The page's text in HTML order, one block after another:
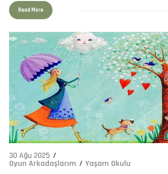
Read More
30 Ağu 2025
Oyun Arkadaşlarım
Yaşam Okulu